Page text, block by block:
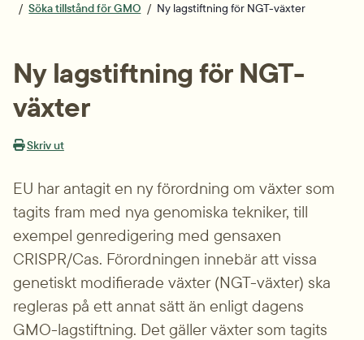
Söka tillstånd för GMO
Ny lagstiftning för NGT-växter
Ny lagstiftning för NGT-
växter
Skriv ut
EU har antagit en ny förordning om växter som
tagits fram med nya genomiska tekniker, till
exempel genredigering med gensaxen
CRISPR/Cas. Förordningen innebär att vissa
genetiskt modifierade växter (NGT-växter) ska
regleras på ett annat sätt än enligt dagens
GMO-lagstiftning. Det gäller växter som tagits